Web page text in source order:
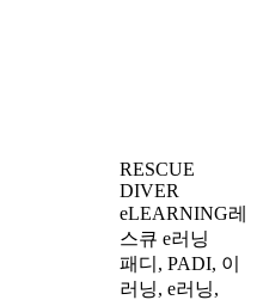
RESCUE
DIVER
eLEARNING레
스큐 e러닝
패디, PADI, 이
러닝, e러닝,